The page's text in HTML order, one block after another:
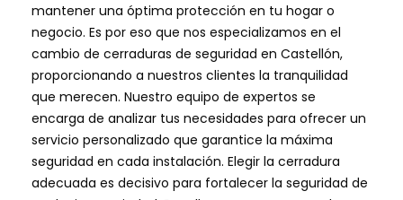
mantener una óptima protección en tu hogar o
negocio. Es por eso que nos especializamos en el
cambio de cerraduras de seguridad en Castellón,
proporcionando a nuestros clientes la tranquilidad
que merecen. Nuestro equipo de expertos se
encarga de analizar tus necesidades para ofrecer un
servicio personalizado que garantice la máxima
seguridad en cada instalación. Elegir la cerradura
adecuada es decisivo para fortalecer la seguridad de